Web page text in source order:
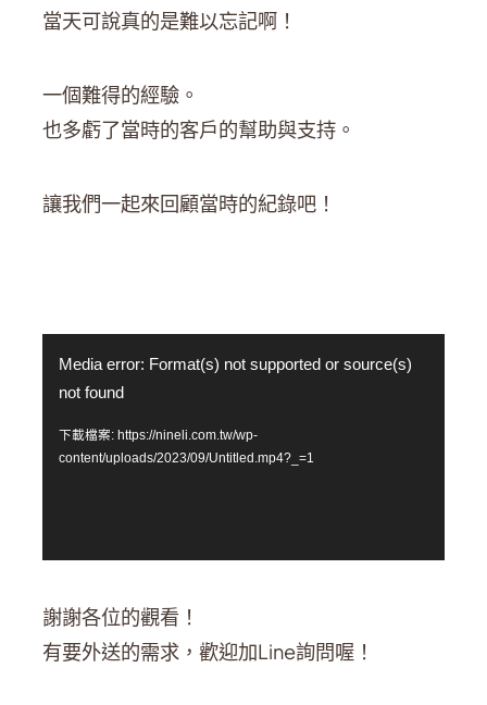
當天可說真的是難以忘記啊！
一個難得的經驗。
也多虧了當時的客戶的幫助與支持。
讓我們一起來回顧當時的紀錄吧！
訊
放
Media error: Format(s) not supported or source(s)
not found
下載檔案: https://nineli.com.tw/wp-
content/uploads/2023/09/Untitled.mp4?_=1
謝謝各位的觀看！
有要外送的需求，歡迎加Line詢問喔！